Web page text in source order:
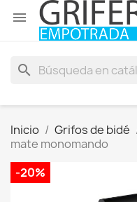

search
Inicio Grifos de bidé
mate monomando
-20%